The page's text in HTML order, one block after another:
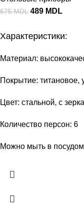
675MDL 489 MDL
Характеристики:
Материал:
Покрытие: титановое,
Цвет: стальной, с
Количество персон: 6
Можно мыть в